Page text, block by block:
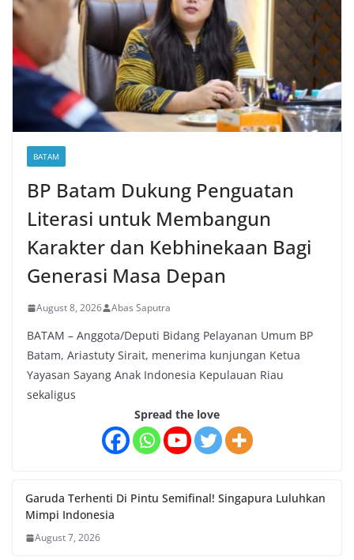
BATAM
BP Batam Dukung Penguatan
Literasi untuk Membangun
Karakter dan Kebhinekaan Bagi
Generasi Masa Depan
August 8, 2026 Abas Saputra
BATAM – Anggota/Deputi Bidang Pelayanan Umum BP
Batam, Ariastuty Sirait, menerima kunjungan Ketua
Yayasan Sayang Anak Indonesia Kepulauan Riau
sekaligus
Spread the love
Garuda Terhenti Di Pintu Semifinal! Singapura Luluhkan
Mimpi Indonesia
August 7, 2026